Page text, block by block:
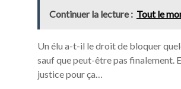
Continuer la lecture : Tout le
Un élu a-t-il le droit de bloquer
sauf que peut-être pas finalement.
justice pour ça…